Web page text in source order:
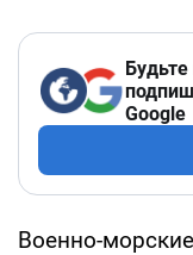
Google
Военно-